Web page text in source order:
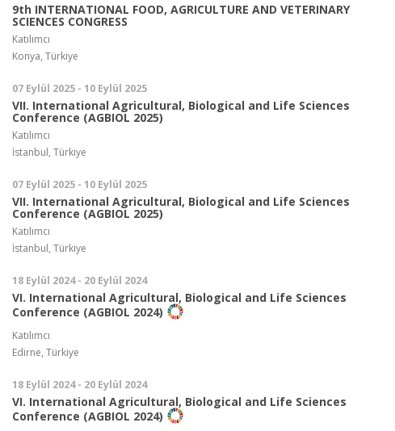
9th INTERNATIONAL FOOD, AGRICULTURE AND VETERINARY
SCIENCES CONGRESS
Katılımcı
Konya, Türkiye
07 Eylül 2025 - 10 Eylül 2025
VII. International Agricultural, Biological and Life Sciences
Conference (AGBIOL 2025)
Katılımcı
İstanbul, Türkiye
07 Eylül 2025 - 10 Eylül 2025
VII. International Agricultural, Biological and Life Sciences
Conference (AGBIOL 2025)
Katılımcı
İstanbul, Türkiye
18 Eylül 2024 - 20 Eylül 2024
VI. International Agricultural, Biological and Life Sciences
Conference (AGBIOL 2024)
Katılımcı
Edirne, Türkiye
18 Eylül 2024 - 20 Eylül 2024
VI. International Agricultural, Biological and Life Sciences
Conference (AGBIOL 2024)